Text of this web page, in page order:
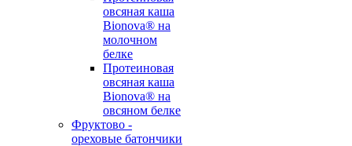
овсяная каша
Bionova® на
молочном
белке
Протеиновая
овсяная каша
Bionova® на
овсяном белке
Фруктово -
ореховые батончики